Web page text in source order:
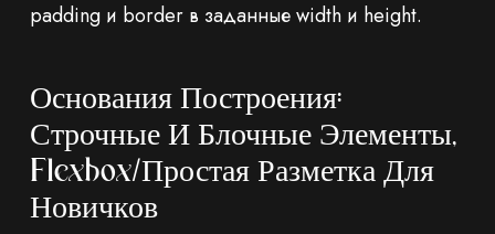
padding и border в заданные width и height.
Основания Построения:
Строчные И Блочные Элементы,
Flexbox/простая Разметка Для
Новичков